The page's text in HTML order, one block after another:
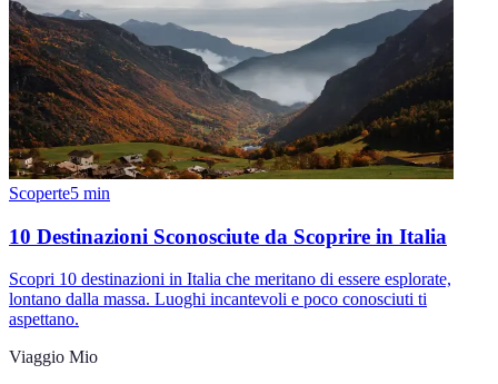
Scoperte5 min
10 Destinazioni Sconosciute da Scoprire in Italia
Scopri 10 destinazioni in Italia che meritano di essere esplorate,
lontano dalla massa. Luoghi incantevoli e poco conosciuti ti
aspettano.
Viaggio Mio